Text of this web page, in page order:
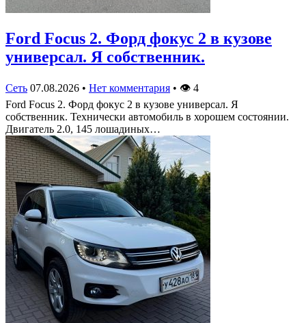
Ford Focus 2. Форд фокус 2 в кузове
универсал. Я собственник.
Сеть 07.08.2026 • Нет комментария • 👁 4
Ford Focus 2. Форд фокус 2 в кузове универсал. Я
собственник. Технически автомобиль в хорошем состоянии.
Двигатель 2.0, 145 лошадиных…